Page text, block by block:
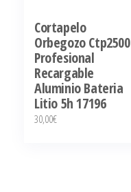
Cortapelo
Orbegozo Ctp2500
Profesional
Recargable
Aluminio Bateria
Litio 5h 17196
30,00€